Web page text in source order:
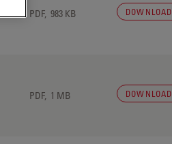
PDF, 983 KB DOWNLOAD
PDF, 1 MB DOWNLOAD